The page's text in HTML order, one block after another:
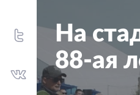
На
88-ая